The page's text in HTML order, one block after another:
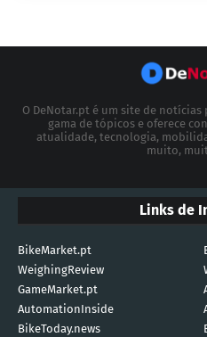
O DeNotar.pt é um site de
gama de tópicos e oferece
atualidade, tecnologia,
muito,
Links de
BikeMarket.pt
WeighingReview
GameMarket.pt
AutomationInside
BikeToday.news